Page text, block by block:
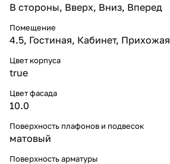
В стороны, Вверх, Вниз, Вперед
Помещение
4.5, Гостиная, Кабинет, Прихожая
Цвет корпуса
true
Цвет фасада
10.0
Поверхность плафонов и подвесок
матовый
Поверхность арматуры